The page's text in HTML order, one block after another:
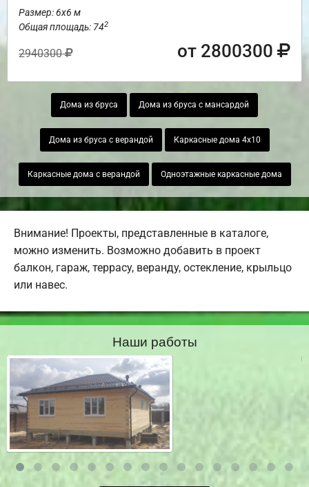
Размер: 6х6 м
Общая площадь: 742
2940300 от 2800300
Дома из бруса Дома из бруса с мансардой
Дома из бруса с верандой Каркасные дома 4х10
Каркасные дома с верандой Одноэтажные каркасные дома
Внимание! Проекты, представленные в каталоге,
можно изменить. Возможно добавить в проект
балкон, гараж, террасу, веранду, остекление, крыльцо
или навес.
Наши работы